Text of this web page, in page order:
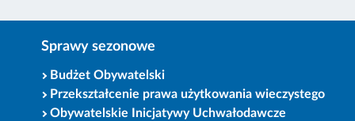
Sprawy sezonowe
Budżet Obywatelski
Przekształcenie prawa użytkowania wieczystego
Obywatelskie Inicjatywy Uchwałodawcze